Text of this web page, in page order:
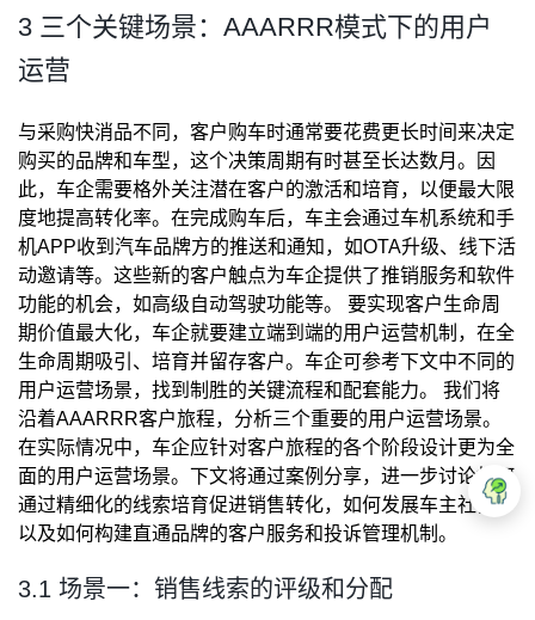
3 三个关键场景：AAARRR模式下的用户
运营
与采购快消品不同，客户购车时通常要花费更长时间来决定
购买的品牌和车型，这个决策周期有时甚至长达数月。因
此，车企需要格外关注潜在客户的激活和培育，以便最大限
度地提高转化率。在完成购车后，车主会通过车机系统和手
机APP收到汽车品牌方的推送和通知，如OTA升级、线下活
动邀请等。这些新的客户触点为车企提供了推销服务和软件
功能的机会，如高级自动驾驶功能等。 要实现客户生命周
期价值最大化，车企就要建立端到端的用户运营机制，在全
生命周期吸引、培育并留存客户。车企可参考下文中不同的
用户运营场景，找到制胜的关键流程和配套能力。 我们将
沿着AAARRR客户旅程，分析三个重要的用户运营场景。
在实际情况中，车企应针对客户旅程的各个阶段设计更为全
面的用户运营场景。下文将通过案例分享，进一步讨论如何
通过精细化的线索培育促进销售转化，如何发展车主社群，
以及如何构建直通品牌的客户服务和投诉管理机制。
3.1 场景一：销售线索的评级和分配